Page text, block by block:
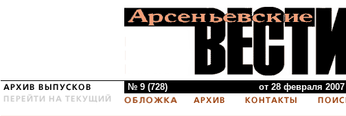
№ 9 (728) от 28 февраля 2007